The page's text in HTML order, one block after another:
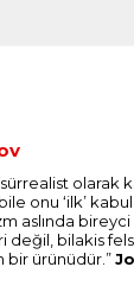
olarak
bile onu ‘ilk’
aslında
bilakis
bir ürünüdür.”